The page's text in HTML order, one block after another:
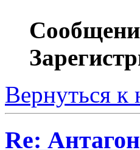
Вернуться к
Re: